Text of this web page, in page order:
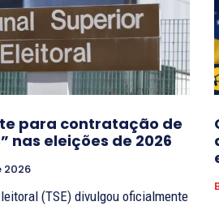
para contratação de
nas eleições de 2026
2026
(TSE) divulgou oficialmente